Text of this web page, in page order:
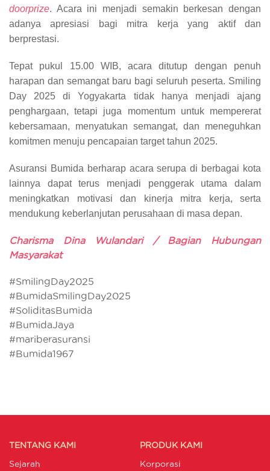
doorprize. Acara ini menjadi semakin berkesan dengan
adanya apresiasi bagi mitra kerja yang aktif dan
berprestasi.
Tepat pukul 15.00 WIB, acara ditutup dengan penuh
harapan dan semangat baru bagi seluruh peserta. Smiling
Day 2025 di Yogyakarta tidak hanya menjadi ajang
penghargaan, tetapi juga momentum untuk mempererat
kebersamaan, menyatukan semangat, dan meneguhkan
komitmen menuju pencapaian target tahun 2025.
Asuransi Bumida berharap acara serupa di berbagai kota
lainnya dapat terus menjadi penggerak utama dalam
meningkatkan motivasi dan kinerja mitra kerja, serta
mendukung keberlanjutan perusahaan di masa depan.
Charisma Dina Wulandari / Bagian Hubungan
Masyarakat
#SmilingDay2025
#BumidaSmilingDay2025
#SoliditasBumida
#BumidaJaya
#mariberasuransi
#Bumida1967
TENTANG KAMI
Sejarah
PRODUK KAMI
Korporasi